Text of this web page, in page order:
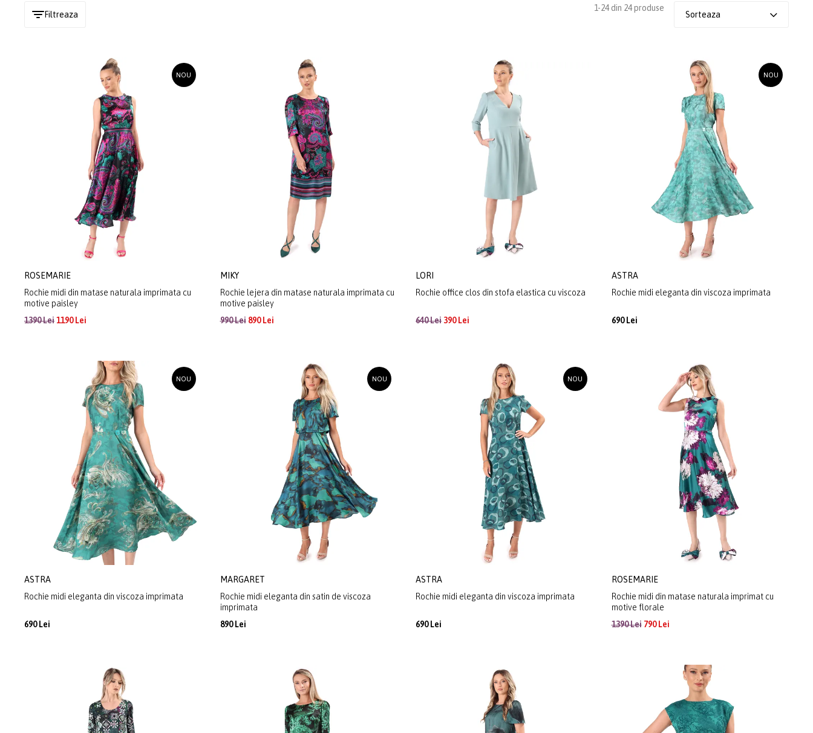
Filtreaza
1-24 din 24 produse
Sorteaza
NOU
ROSEMARIE
Rochie midi din matase naturala imprimata cu
motive paisley
1390 Lei1190 Lei
MIKY
Rochie lejera din matase naturala imprimata cu
motive paisley
990 Lei890 Lei
LORI
Rochie office clos din stofa elastica cu viscoza
640 Lei 390 Lei
NOU
ASTRA
Rochie midi eleganta din viscoza imprimata
690 Lei
NOU
ASTRA
Rochie midi eleganta din viscoza imprimata
690 Lei
NOU
MARGARET
Rochie midi eleganta din satin de viscoza
imprimata
890 Lei
NOU
ASTRA
Rochie midi eleganta din viscoza imprimata
690 Lei
ROSEMARIE
Rochie midi din matase naturala imprimat cu
motive florale
1390 Lei790 Lei